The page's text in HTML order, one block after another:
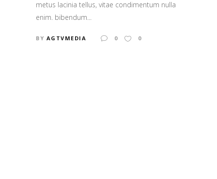
metus lacinia tellus, vitae condimentum nulla
enim. bibendum...
BY AGTVMEDIA 0 0